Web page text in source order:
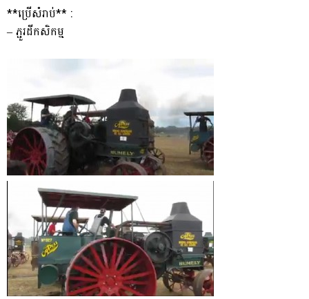
**ប្រើសំរាប់** :
– ភ្ជួរដីកសិកម្ម